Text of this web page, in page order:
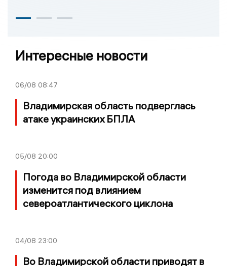
Интересные новости
06/08 08:47
Владимирская область подверглась
атаке украинских БПЛА
05/08 20:00
Погода во Владимирской области
изменится под влиянием
североатлантического циклона
04/08 23:00
Во Владимирской области приводят в